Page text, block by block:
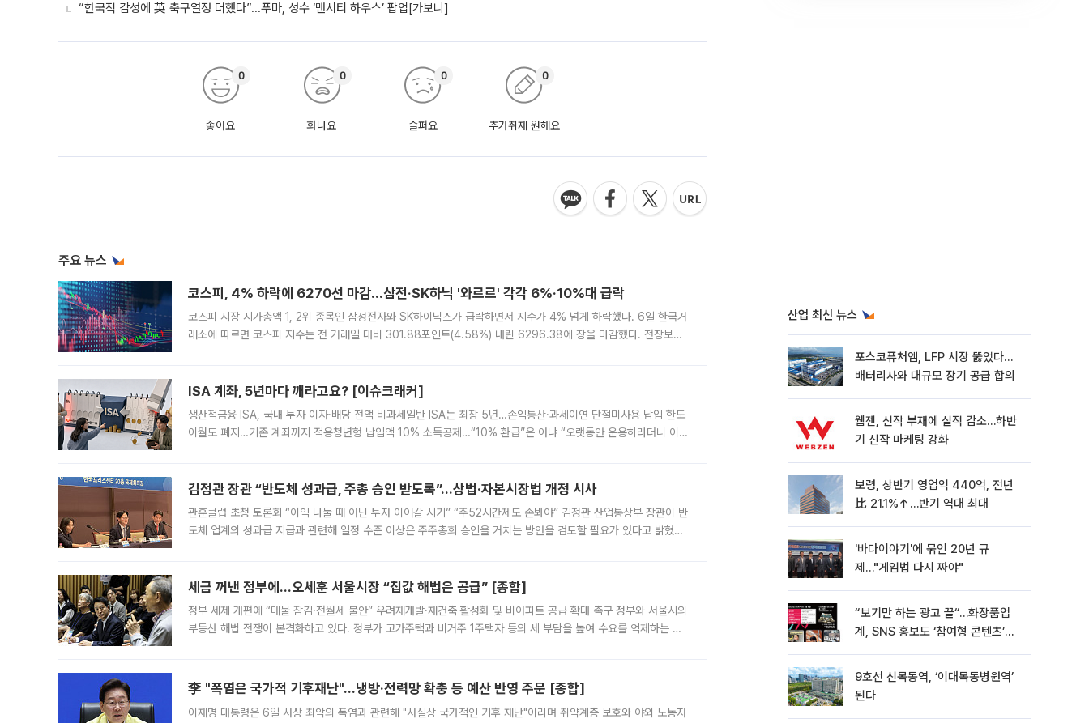
“한국적 감성에 英 축구열정 더했다”...푸마, 성수 ‘맨시티 하우스’ 팝업[가보니]
좋아요
0
화나요
0
슬퍼요
0
추가취재 원해요
0
주요 뉴스
코스피, 4% 하락에 6270선 마감…삼전·SK하닉 '와르르' 각각 6%·10%대 급락
코스피 시장 시가총액 1, 2위 종목인 삼성전자와 SK하이닉스가 급락하면서 지수가 4% 넘게 하락했다. 6일 한국거
래소에 따르면 코스피 지수는 전 거래일 대비 301.88포인트(4.58%) 내린 6296.38에 장을 마감했다. 전장보다
ISA 계좌, 5년마다 깨라고요? [이슈크래커]
생산적금융 ISA, 국내 투자 이자·배당 전액 비과세일반 ISA는 최장 5년…손익통산·과세이연 단절미사용 납입 한도
이월도 폐지…기존 계좌까지 적용청년형 납입액 10% 소득공제…“10% 환급”은 아냐 “오랫동안 운용하라더니 이제
김정관 장관 “반도체 성과급, 주총 승인 받도록”…상법·자본시장법 개정 시사
관훈클럽 초청 토론회 “이익 나눌 때 아닌 투자 이어갈 시기” “주52시간제도 손봐야” 김정관 산업통상부 장관이 반
도체 업계의 성과급 지급과 관련해 일정 수준 이상은 주주총회 승인을 거치는 방안을 검토할 필요가 있다고 밝혔다.
세금 꺼낸 정부에…오세훈 서울시장 “집값 해법은 공급” [종합]
정부 세제 개편에 “매물 잠김·전월세 불안” 우려재개발·재건축 활성화 및 비아파트 공급 확대 촉구 정부와 서울시의
부동산 해법 전쟁이 본격화하고 있다. 정부가 고가주택과 비거주 1주택자 등의 세 부담을 높여 수요를 억제하는 카
李 "폭염은 국가적 기후재난"…냉방·전력망 확충 등 예산 반영 주문 [종합]
이재명 대통령은 6일 사상 최악의 폭염과 관련해 "사실상 국가적인 기후 재난"이라며 취약계층 보호와 야외 노동자
산업 최신 뉴스
포스코퓨처엠, LFP 시장 뚫었다…
배터리사와 대규모 장기 공급 합의
웹젠, 신작 부재에 실적 감소…하반
기 신작 마케팅 강화
보령, 상반기 영업익 440억, 전년
比 21.1%↑…반기 역대 최대
'바다이야기'에 묶인 20년 규
제…"게임법 다시 짜야"
“보기만 하는 광고 끝“…화장품업
계, SNS 홍보도 ‘참여형 콘텐츠’로
9호선 신목동역, ‘이대목동병원역’
된다